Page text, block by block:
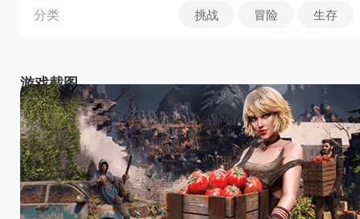
分类 挑战 冒险 生存
游戏截图